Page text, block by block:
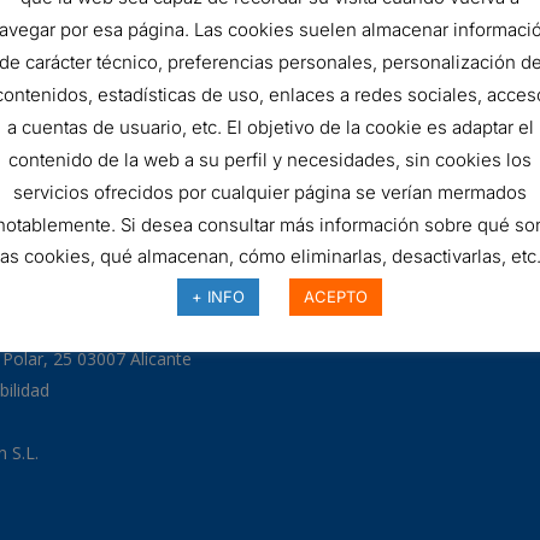
FILTRO
HIDRÁULICO
AÑADIR AL
SKU: DLD240T500B
25 03007 Alicante
S.L.
por esa página. Las cookies suelen almacenar
carácter técnico, preferencias personales, personalización de
estadísticas de uso, enlaces a redes sociales,
a cuentas de usuario, etc. El objetivo de la cookie es adaptar el
contenido de la web a su perfil y necesidades, sin cookies los
servicios ofrecidos por cualquier página se verían mermados
Si desea consultar más información sobre qué
cookies, qué almacenan, cómo eliminarlas, desactivarlas,
+ INFO ACEPTO